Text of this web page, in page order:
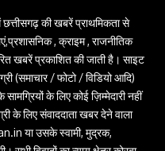
की खबरें प्राथमिकता से
, क्राइम , राजनीतिक
खबरें प्रकाशित की जाती है। साइट
(समाचार / फोटो / विडियो आदि)
के लिए कोई ज़िम्मेदारी नहीं
के लिए संवाददाता खबर देने वाला
या उसके स्वामी, मुद्रक,